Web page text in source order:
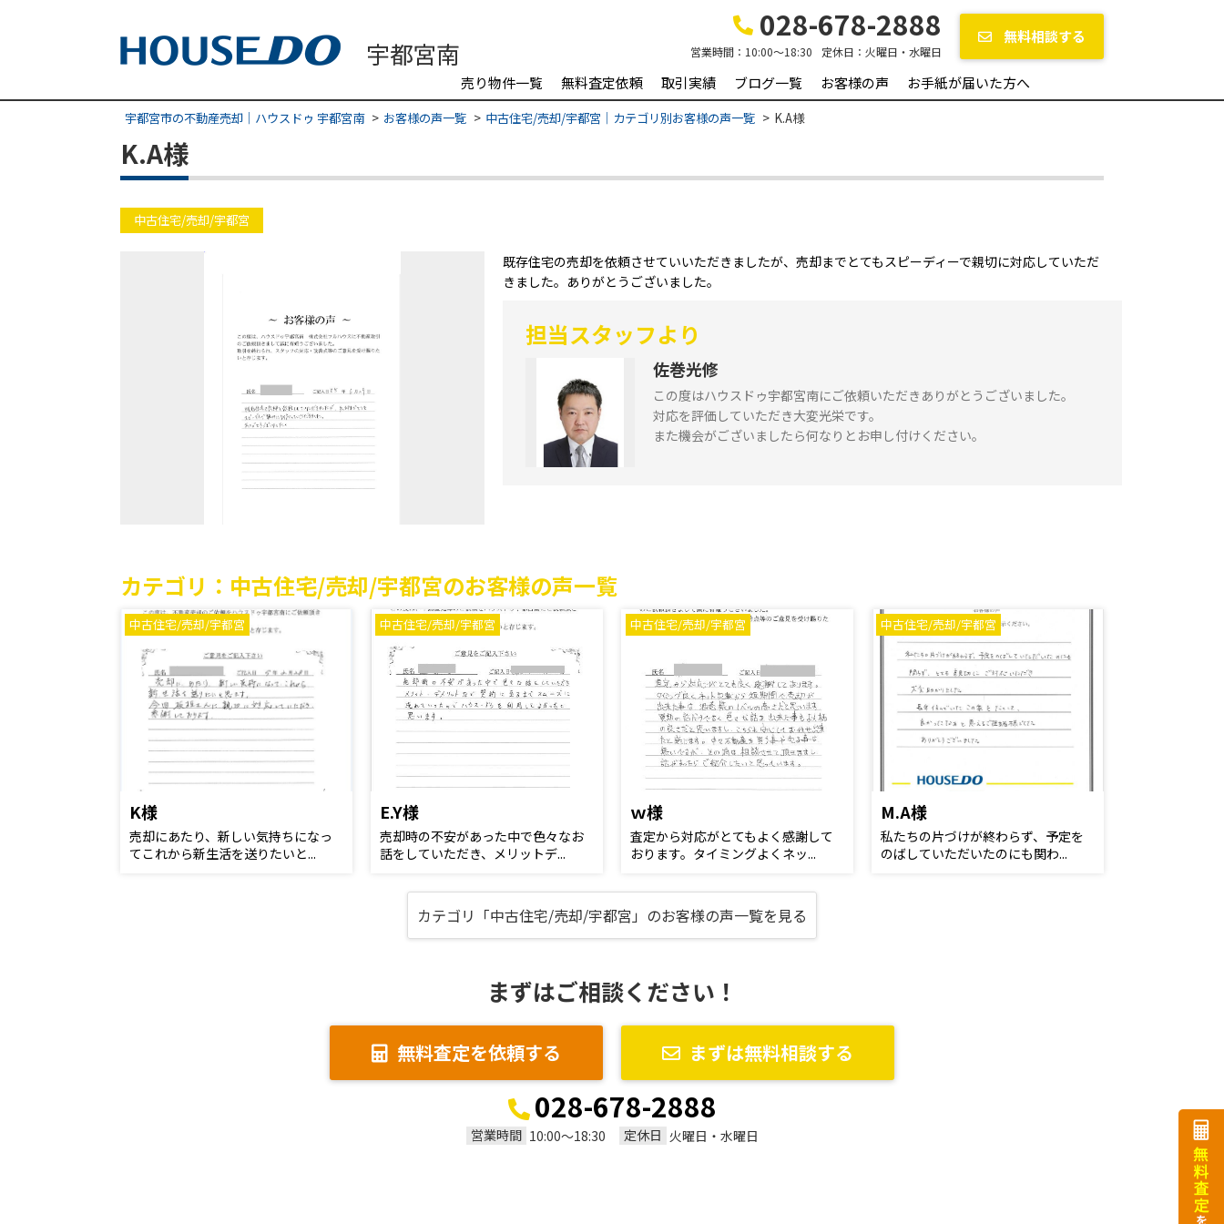
028-678-2888
営業時間： 10:00～18:30 定休日： 火曜日・水曜日
無料相談する
売り物件一覧 無料査定依頼 取引実績 ブログ一覧 お客様の声 お手紙が届いた方へ
宇都宮市の不動産売却｜ハウスドゥ 宇都宮南 お客様の声一覧 中古住宅/売却/宇都宮｜カテゴリ別お客様の声一覧 K.A様
K.A様
中古住宅/売却/宇都宮
既存住宅の売却を依頼させていいただきましたが、売却までとてもスピーディーで親切に対応していただ
きました。ありがとうございました。
担当スタッフより
佐巻光修
この度はハウスドゥ宇都宮南にご依頼いただきありがとうございました。
対応を評価していただき大変光栄です。
また機会がございましたら何なりとお申し付けください。
カテゴリ：中古住宅/売却/宇都宮のお客様の声一覧
中古住宅/売却/宇都宮
K様
売却にあたり、新しい気持ちになっ
てこれから新生活を送りたいと...
中古住宅/売却/宇都宮
E.Y様
売却時の不安があった中で色々なお
話をしていただき、メリットデ...
中古住宅/売却/宇都宮
ｗ様
査定から対応がとてもよく感謝して
おります。タイミングよくネッ...
中古住宅/売却/宇都宮
M.A様
私たちの片づけが終わらず、予定を
のばしていただいたのにも関わ...
カテゴリ「中古住宅/売却/宇都宮」のお客様の声一覧を見る
まずはご相談ください！
無料査定を依頼する まずは無料相談する
028-678-2888
営業時間 10:00～18:30 定休日 火曜日・水曜日